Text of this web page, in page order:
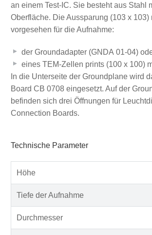
an einem Test-IC. Sie besteht aus Stahl
Oberfläche. Die Aussparung (103 x 103)
vorgesehen für die Aufnahme:
der Groundadapter (GNDA 01-04)
eines TEM-Zellen prints (100 x 100)
In die Unterseite der Groundplane wird
Board CB 0708 eingesetzt. Auf der
befinden sich drei Öffnungen für
Connection Boards.
Technische Parameter
Höhe
Tiefe der Aufnahme
Durchmesser